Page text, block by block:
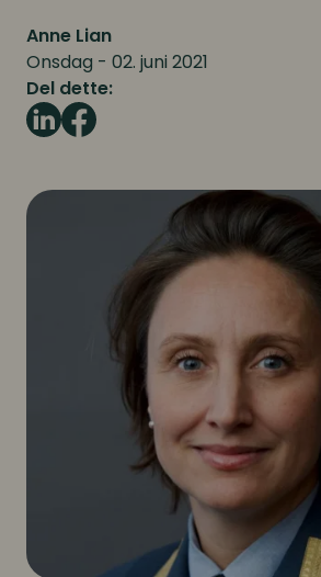
Anne Lian
Onsdag - 02. juni 2021
Del dette: